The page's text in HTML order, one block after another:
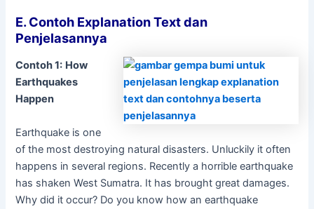
E. Contoh Explanation Text dan
Penjelasannya
Contoh 1: How
Earthquakes
Happen
Earthquake is one
of the most destroying natural disasters. Unluckily it often
happens in several regions. Recently a horrible earthquake
has shaken West Sumatra. It has brought great damages.
Why did it occur? Do you know how an earthquake